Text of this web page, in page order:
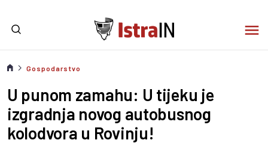
Gospodarstvo
U punom zamahu: U tijeku je
izgradnja novog autobusnog
kolodvora u Rovinju!